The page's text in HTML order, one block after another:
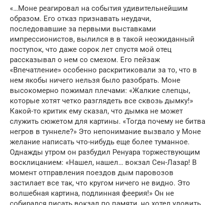
«…Моне реагировал на события удивительнейшим
образом. Его отказ признавать неудачи,
последовавшие за первыми выставками
импрессионистов, вылился в в такой неожиданный
поступок, что даже сорок лет спустя мой отец
рассказывал о нем со смехом. Его пейзаж
«Впечатление» особенно раскритиковали за то, что в
нем якобы ничего нельзя было разобрать. Моне
высокомерно пожимал плечами: «Жалкие слепцы,
которые хотят четко разглядеть все сквозь дымку!»
Какой-то критик ему сказал, что дымка не может
служить сюжетом для картины. «Тогда почему не битва
негров в туннеле?» Это непонимание вызвало у Моне
желание написать что-нибудь еще более туманное.
Однажды утром он разбудил Ренуара торжествующим
восклицанием: «Нашел, нашел… вокзал Сен-Лазар! В
момент отправления поездов дым паровозов
застилает все так, что кругом ничего не видно. Это
волшебная картина, подлинная феерия!» Он не